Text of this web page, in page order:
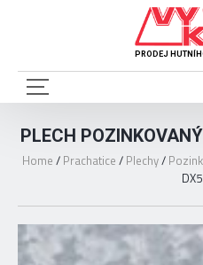
PRODEJ
PLECH
Home / Prachatice / Plechy/ Pozink